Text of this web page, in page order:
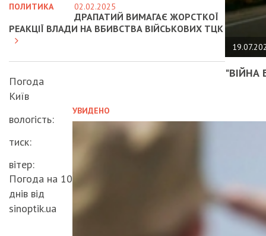
"ВІЙНА
УВИДЕНО
ПОЛИТИКА 02.02.2025
ДРАПАТИЙ ВИМАГАЄ ЖОРСТКОЇ
РЕАКЦІЇ ВЛАДИ НА ВБИВСТВА ВІЙСЬКОВИХ ТЦК
Погода
Київ
вологість:
тиск:
вітер:
Погода на 10
днів від
sinoptik.ua